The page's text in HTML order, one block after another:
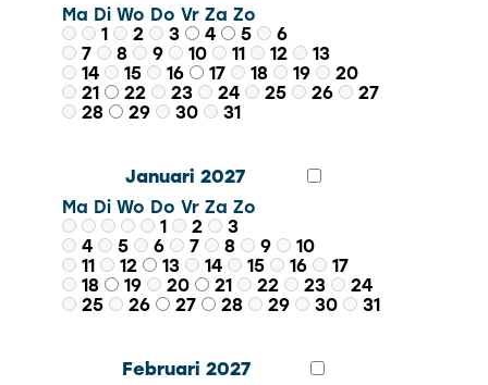
Ma Di Wo Do Vr Za Zo
1
2 3 4 5
6
7
8 9 10 11 12
13
14
15 16 17 18 19
20
21
22 23 24 25 26
27
28
29 30 31
Januari 2027
Ma Di Wo Do Vr Za Zo
1
2
3
4
5 6 7 8 9
10
11
12 13 14 15 16
17
18
19 20 21 22 23
24
25
26 27 28 29 30 31
Februari 2027